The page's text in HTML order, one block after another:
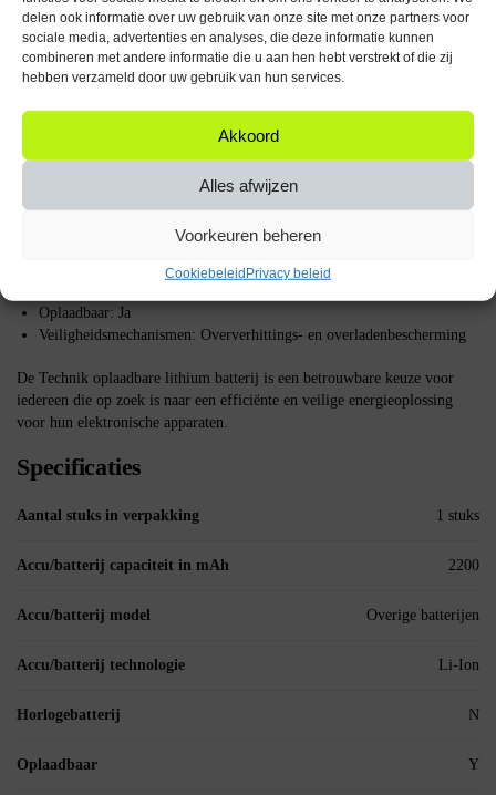
delen ook informatie over uw gebruik van onze site met onze partners voor
sociale media, advertenties en analyses, die deze informatie kunnen
combineren met andere informatie die u aan hen hebt verstrekt of die zij
hebben verzameld door uw gebruik van hun services.
Akkoord
Alles afwijzen
Voorkeuren beheren
Cookiebeleid Privacy beleid
Hoe de Batterij Werkt
De Technik oplaadbare lithium batterij werkt door het opslaan van
in elektriciteit wanneer het apparaat stroom nodig heeft. Het opladen van
de batterij gebeurt via een geschikte oplader die compatibel is met het
18650 formaat.
Belangrijke Specificaties
Type: Li-ion 18650 / TR1822
Capaciteit: 2200mAh
Oplaadbaar: Ja
Veiligheidsmechanismen: Oververhittings- en overladenbescherming
De Technik oplaadbare lithium batterij is een betrouwbare keuze voor
iedereen die op zoek is naar een efficiënte en veilige energieoplossing
voor hun elektronische apparaten.
Specificaties
Aantal stuks in verpakking 1 stuks
Accu/batterij capaciteit in mAh 2200
Accu/batterij model Overige batterijen
Accu/batterij technologie Li-Ion
Horlogebatterij N
Oplaadbaar Y